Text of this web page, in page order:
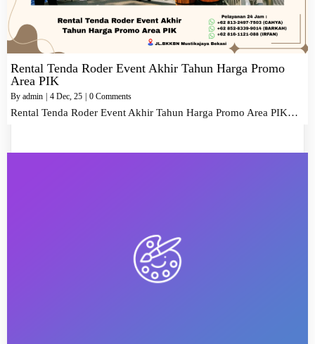
Rental Tenda Roder Event Akhir Tahun Harga Promo
Area PIK
By admin 4 Dec, 25 0 Comments
Rental Tenda Roder Event Akhir Tahun Harga Promo Area PIK…